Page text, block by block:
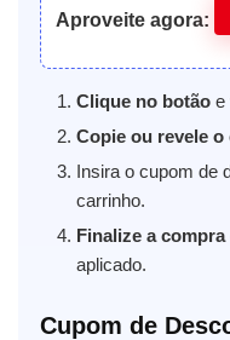
Aproveite agora:
Clique no botão e
Copie ou revele o
Insira o cupom de
carrinho.
Finalize a compra
aplicado.
Cupom de